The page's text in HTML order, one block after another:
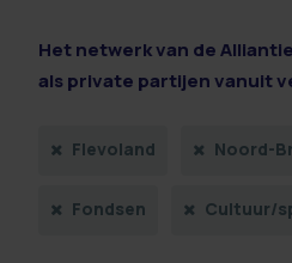
Het netwerk van de
als private partijen vanuit
Flevoland Noord-
Fondsen Cultuur/